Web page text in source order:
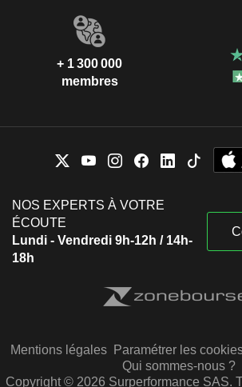
+ 1 300 000
membres
NOS EXPERTS À VOTRE
ÉCOUTE
Lundi - Vendredi 9h-12h / 14h-
18h
Mentions légales Paramétrer les
Qui sommes-nous ?
Copyright © 2026 Surperformance SAS.